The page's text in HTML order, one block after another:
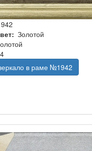
Золотой
в раме №1942